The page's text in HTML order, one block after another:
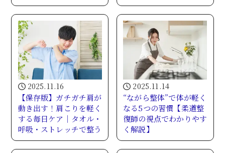
2025.11.16
【保存版】ガチガチ肩が
動き出す！肩こりを軽く
する毎日ケア｜タオル・
呼吸・ストレッチで整う
2025.11.14
“ながら整体”で体が軽く
なる5つの習慣【柔道整
復師の視点でわかりやす
く解説】